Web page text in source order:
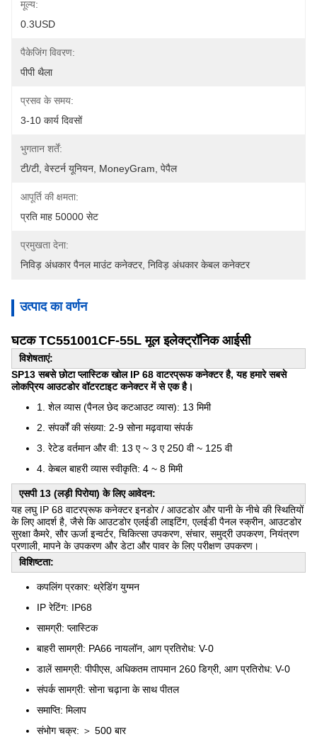
मूल्य:
0.3USD
पैकेजिंग विवरण:
पीपी थैला
प्रसव के समय:
3-10 कार्य दिवसों
भुगतान शर्तें:
टी/टी, वेस्टर्न यूनियन, MoneyGram, पेपैल
आपूर्ति की क्षमता:
प्रति माह 50000 सेट
प्रमुखता देना:
निविड़ अंधकार पैनल माउंट कनेक्टर, निविड़ अंधकार केबल कनेक्टर
उत्पाद का वर्णन
घटक TC551001CF-55L मूल इलेक्ट्रॉनिक आईसी
विशेषताएं:
SP13 सबसे छोटा प्लास्टिक खोल IP 68 वाटरप्रूफ कनेक्टर है, यह हमारे सबसे
लोकप्रिय आउटडोर वॉटरटाइट कनेक्टर में से एक है।
1. शेल व्यास (पैनल छेद कटआउट व्यास): 13 मिमी
2. संपर्कों की संख्या: 2-9 सोना मढ़वाया संपर्क
3. रेटेड वर्तमान और वी: 13 ए ~ 3 ए 250 वी ~ 125 वी
4. केबल बाहरी व्यास स्वीकृति: 4 ~ 8 मिमी
एसपी 13 (लड़ी पिरोया) के लिए आवेदन:
यह लघु IP 68 वाटरप्रूफ कनेक्टर इनडोर / आउटडोर और पानी के नीचे की स्थितियों
के लिए आदर्श है, जैसे कि आउटडोर एलईडी लाइटिंग, एलईडी पैनल स्क्रीन, आउटडोर
सुरक्षा कैमरे, सौर ऊर्जा इन्वर्टर, चिकित्सा उपकरण, संचार, समुद्री उपकरण, नियंत्रण
प्रणाली, मापने के उपकरण और डेटा और पावर के लिए परीक्षण उपकरण।
विशिष्टता:
कपलिंग प्रकार: थ्रेडिंग युग्मन
IP रेटिंग: IP68
सामग्री: प्लास्टिक
बाहरी सामग्री: PA66 नायलॉन, आग प्रतिरोध: V-0
डालें सामग्री: पीपीएस, अधिकतम तापमान 260 डिग्री, आग प्रतिरोध: V-0
संपर्क सामग्री: सोना चढ़ाना के साथ पीतल
समाप्ति: मिलाप
संभोग चक्र: ＞ 500 बार